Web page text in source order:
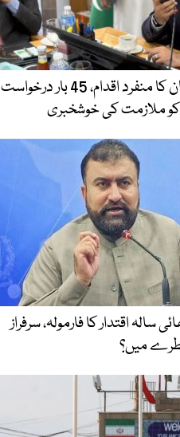
وزیراعلیٰ بلوچستان کا منفرد اقدام، 45 بار درخواست
کو ملازمت کی خوشخبری
سالہ اقتدار کا فارمولہ، سرفراز
میں؟